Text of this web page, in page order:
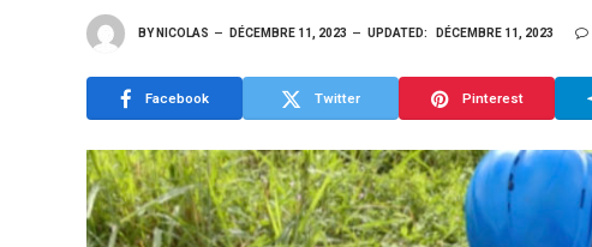
BY NICOLAS DÉCEMBRE 11, 2023 UPDATED: DÉCEMBRE 11, 2023
Facebook Twitter Pinterest